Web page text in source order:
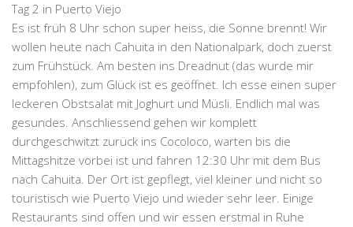
Tag 2 in Puerto Viejo
Es ist früh 8 Uhr schon super heiss, die Sonne brennt! Wir
wollen heute nach Cahuita in den Nationalpark, doch zuerst
zum Frühstück. Am besten ins Dreadnut (das wurde mir
empfohlen), zum Glück ist es geöffnet. Ich esse einen super
leckeren Obstsalat mit Joghurt und Müsli. Endlich mal was
gesundes. Anschliessend gehen wir komplett
durchgeschwitzt zurück ins Cocoloco, warten bis die
Mittagshitze vorbei ist und fahren 12:30 Uhr mit dem Bus
nach Cahuita. Der Ort ist gepflegt, viel kleiner und nicht so
touristisch wie Puerto Viejo und wieder sehr leer. Einige
Restaurants sind offen und wir essen erstmal in Ruhe